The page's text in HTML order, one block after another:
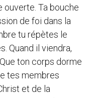
ouverte. Ta bouche
de foi dans la
tu répètes le
Quand il viendra,
ton corps dorme
tes membres
et de la